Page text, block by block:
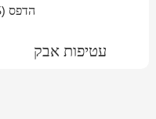
עטיפות אבק